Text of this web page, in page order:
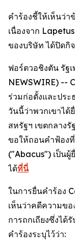
คำร้องชี้ให้เห็นว่
เนื่องจาก
ของบริษัท ได้ปิดกิ
ฟอร์ตวอชิงตัน รัฐเ
NEWSWIRE) --
ร่วมก่อตั้งและปร
วันนี้ว่าพวกเขาได้
สหรัฐฯ เขตกลาง
ขอให้ถอนคำฟ้อง
("Abacus") เป็นผู้
ได้ที่นี่
ในการยื่นคำร้อง
เห็นว่าคดีความข
การถกเถียงซึ่งไ
คำร้องระบุไว้ว่า: